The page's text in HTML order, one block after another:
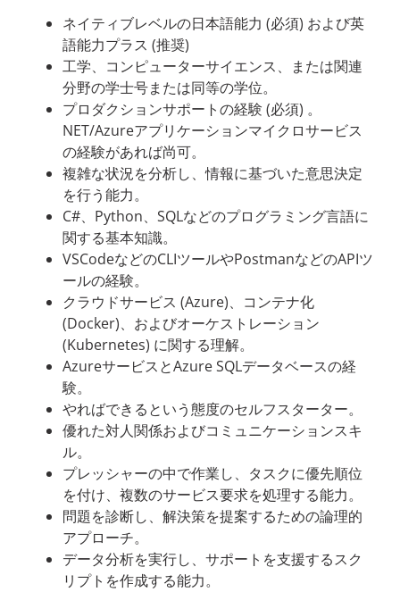
ネイティブレベルの日本語能力 (必須) および英
語能力プラス (推奨)
工学、コンピューターサイエンス、または関連
分野の学士号または同等の学位。
プロダクションサポートの経験 (必須) 。
NET/Azureアプリケーションマイクロサービス
の経験があれば尚可。
複雑な状況を分析し、情報に基づいた意思決定
を行う能力。
C#、Python、SQLなどのプログラミング言語に
関する基本知識。
VSCodeなどのCLIツールやPostmanなどのAPIツ
ールの経験。
クラウドサービス (Azure)、コンテナ化
(Docker)、およびオーケストレーション
(Kubernetes) に関する理解。
AzureサービスとAzure SQLデータベースの経
験。
やればできるという態度のセルフスターター。
優れた対人関係およびコミュニケーションスキ
ル。
プレッシャーの中で作業し、タスクに優先順位
を付け、複数のサービス要求を処理する能力。
問題を診断し、解決策を提案するための論理的
アプローチ。
データ分析を実行し、サポートを支援するスク
リプトを作成する能力。